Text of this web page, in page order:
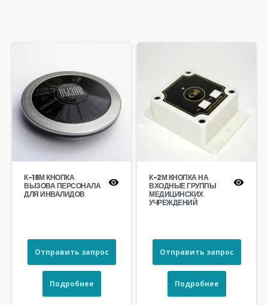
К-18М КНОПКА
ВЫЗОВА ПЕРСОНАЛА
ДЛЯ ИНВАЛИДОВ
Отправить запрос
Подробнее
К-2М КНОПКА НА
ВХОДНЫЕ ГРУППЫ
МЕДИЦИНСКИХ
УЧРЕЖДЕНИЙ
Отправить запрос
Подробнее